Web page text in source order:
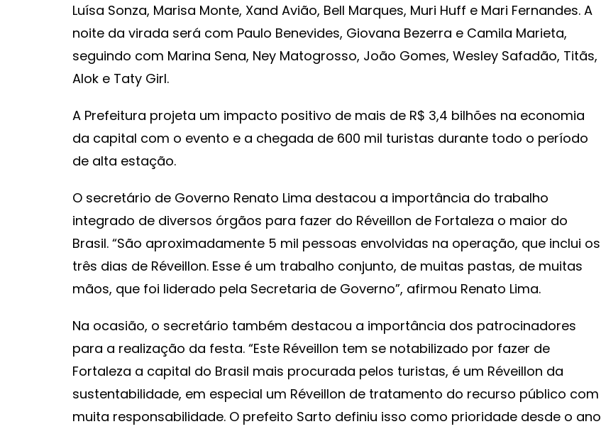
Luísa Sonza, Marisa Monte, Xand Avião, Bell Marques, Muri Huff e Mari Fernandes. A
noite da virada será com Paulo Benevides, Giovana Bezerra e Camila Marieta,
seguindo com Marina Sena, Ney Matogrosso, João Gomes, Wesley Safadão, Titãs,
Alok e Taty Girl.
A Prefeitura projeta um impacto positivo de mais de R$ 3,4 bilhões na economia
da capital com o evento e a chegada de 600 mil turistas durante todo o período
de alta estação.
O secretário de Governo Renato Lima destacou a importância do trabalho
integrado de diversos órgãos para fazer do Réveillon de Fortaleza o maior do
Brasil. “São aproximadamente 5 mil pessoas envolvidas na operação, que inclui os
três dias de Réveillon. Esse é um trabalho conjunto, de muitas pastas, de muitas
mãos, que foi liderado pela Secretaria de Governo”, afirmou Renato Lima.
Na ocasião, o secretário também destacou a importância dos patrocinadores
para a realização da festa. “Este Réveillon tem se notabilizado por fazer de
Fortaleza a capital do Brasil mais procurada pelos turistas, é um Réveillon da
sustentabilidade, em especial um Réveillon de tratamento do recurso público com
muita responsabilidade. O prefeito Sarto definiu isso como prioridade desde o ano